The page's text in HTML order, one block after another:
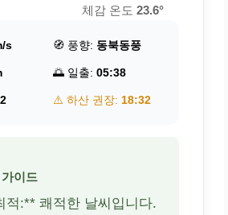
체감 온도 23.6°
s 🧭 풍향: 동북동풍
🌅 일출: 05:38
⚠️ 하산 권장: 18:32
이드
적:** 쾌적한 날씨입니다.